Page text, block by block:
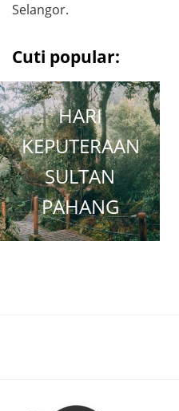
Selangor.
Cuti popular:
HARI
KEPUTERAAN
SULTAN
PAHANG